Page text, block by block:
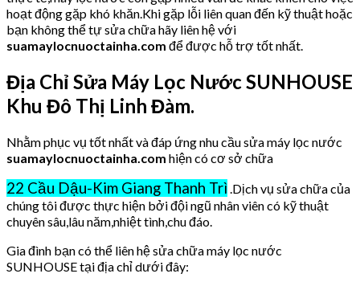
hoạt động gặp khó khăn.Khi gặp lỗi liên quan đến kỹ thuật hoặc
bạn không thể tự sửa chữa hãy liên hệ với
suamaylocnuoctainha.com để được hỗ trợ tốt nhất.
Địa Chỉ Sửa Máy Lọc Nước SUNHOUSE
Khu Đô Thị Linh Đàm.
Nhằm phục vụ tốt nhất và đáp ứng nhu cầu sửa máy lọc nước
suamaylocnuoctainha.com hiện có cơ sở chữa
22 Cầu Dậu-Kim Giang Thanh Trì .Dịch vụ sửa chữa của
chúng tôi được thực hiện bởi đội ngũ nhân viên có kỹ thuật
chuyên sâu,lâu năm,nhiệt tình,chu đáo.
Gia đình bạn có thể liên hệ sửa chữa máy lọc nước
SUNHOUSE tại địa chỉ dưới đây: